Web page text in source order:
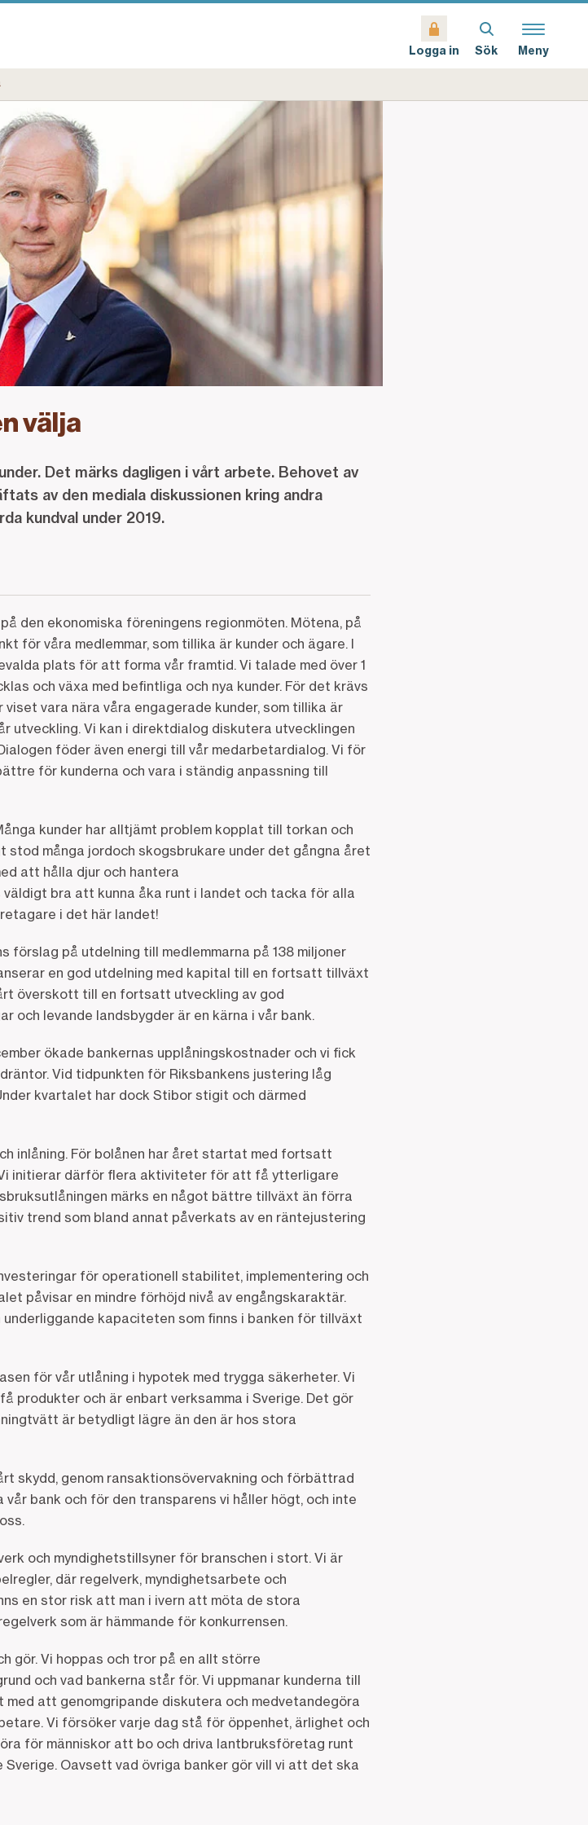
Logga in Sök Meny
välja
Det märks dagligen i vårt arbete. Behovet av
av den mediala diskussionen kring andra
kundval under 2019.
den ekonomiska föreningens regionmöten. Mötena, på
för våra medlemmar, som tillika är kunder och ägare. I
plats för att forma vår framtid. Vi talade med över 1
och växa med befintliga och nya kunder. För det krävs
vara nära våra engagerade kunder, som tillika är
utveckling. Vi kan i direktdialog diskutera utvecklingen
föder även energi till vår medarbetardialog. Vi för
för kunderna och vara i ständig anpassning till
kunder har alltjämt problem kopplat till torkan och
många jordoch skogsbrukare under det gångna året
att hålla djur och hantera
bra att kunna åka runt i landet och tacka för alla
i det här landet!
förslag på utdelning till medlemmarna på 138 miljoner
en god utdelning med kapital till en fortsatt tillväxt
överskott till en fortsatt utveckling av god
och levande landsbygder är en kärna i vår bank.
ökade bankernas upplåningskostnader och vi fick
Vid tidpunkten för Riksbankens justering låg
kvartalet har dock Stibor stigit och därmed
inlåning. För bolånen har året startat med fortsatt
initierar därför flera aktiviteter för att få ytterligare
märks en något bättre tillväxt än förra
trend som bland annat påverkats av en räntejustering
för operationell stabilitet, implementering och
påvisar en mindre förhöjd nivå av engångskaraktär.
kapaciteten som finns i banken för tillväxt
för vår utlåning i hypotek med trygga säkerheter. Vi
produkter och är enbart verksamma i Sverige. Det gör
är betydligt lägre än den är hos stora
skydd, genom ransaktionsövervakning och förbättrad
bank och för den transparens vi håller högt, och inte
och myndighetstillsyner för branschen i stort. Vi är
där regelverk, myndighetsarbete och
en stor risk att man i ivern att möta de stora
som är hämmande för konkurrensen.
gör. Vi hoppas och tror på en allt större
och vad bankerna står för. Vi uppmanar kunderna till
att genomgripande diskutera och medvetandegöra
Vi försöker varje dag stå för öppenhet, ärlighet och
för människor att bo och driva lantbruksföretag runt
Oavsett vad övriga banker gör vill vi att det ska